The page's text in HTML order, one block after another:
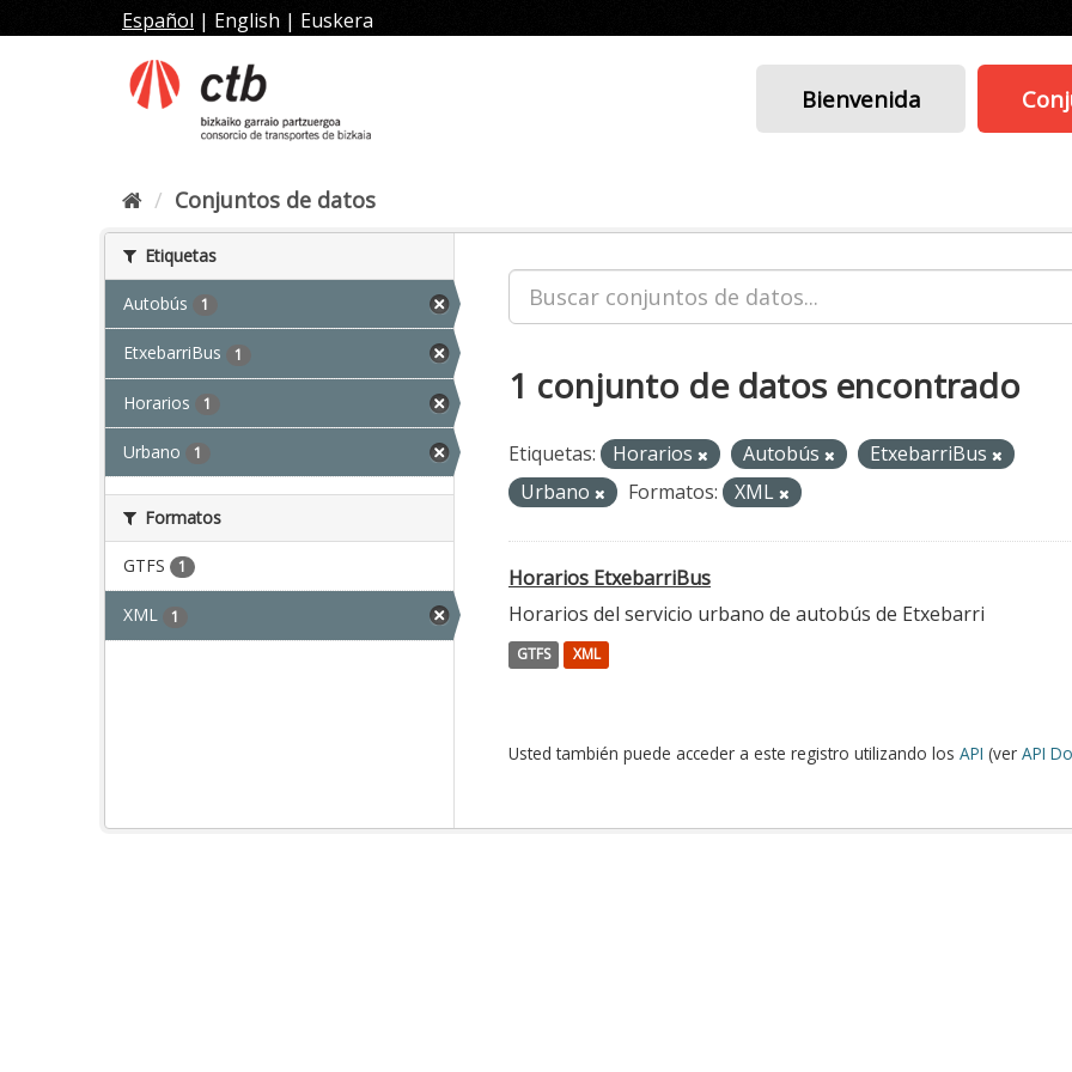
al
Español | English | Euskera
Bienvenida
Conjuntos de datos
Etiquetas
Autobús 1
EtxebarriBus 1
Horarios 1
Urbano 1
Formatos
GTFS 1
XML 1
1 conjunto de datos encontrado
Etiquetas: Horarios Autobús
EtxebarriBus
Urbano
Formatos: XML
Horarios EtxebarriBus
Horarios del servicio urbano de autobús de Etxebarri
GTFS XML
Usted también puede acceder a este registro utilizando los API (ver API